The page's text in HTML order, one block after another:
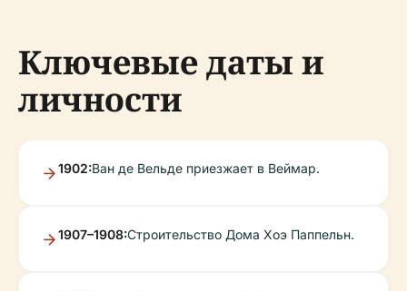
Ключевые даты и
личности
1902:Ван де Вельде приезжает в Веймар.
1907–1908:Строительство Дома Хоэ Паппельн.